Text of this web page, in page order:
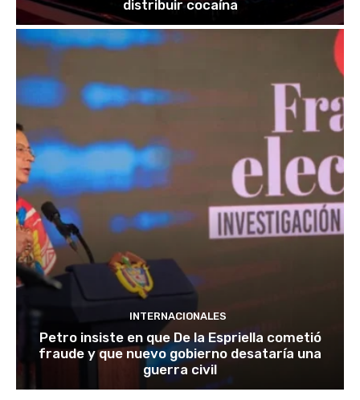
distribuir cocaína
INTERNACIONALES
Petro insiste en que De la Espriella cometió
fraude y que nuevo gobierno desataría una
guerra civil